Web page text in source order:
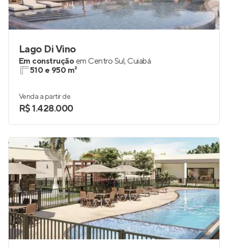
Lago Di Vino
Em construção em Centro Sul, Cuiabá
510 e 950 m²
Venda a partir de
R$ 1.428.000